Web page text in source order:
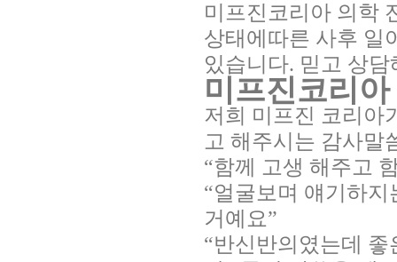
미프진코리아 의학
상태에따른 사후 일
있습니다. 믿고 상
미프진코리
저희 미프진 코리아
고 해주시는 감사말
“함께 고생 해주고
“얼굴보며 얘기하
거예요”
“반신반의였는데